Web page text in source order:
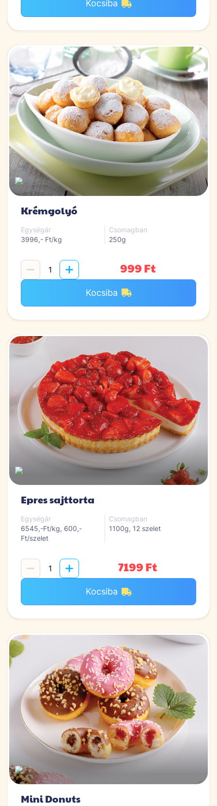
Kocsiba
Krémgolyó
Egységár
3996,- Ft/kg
Csomagban
250g
999 Ft
Kocsiba
Epres sajttorta
Egységár
6545,-Ft/kg, 600,-
Ft/szelet
Csomagban
1100g, 12 szelet
7199 Ft
Kocsiba
Mini Donuts